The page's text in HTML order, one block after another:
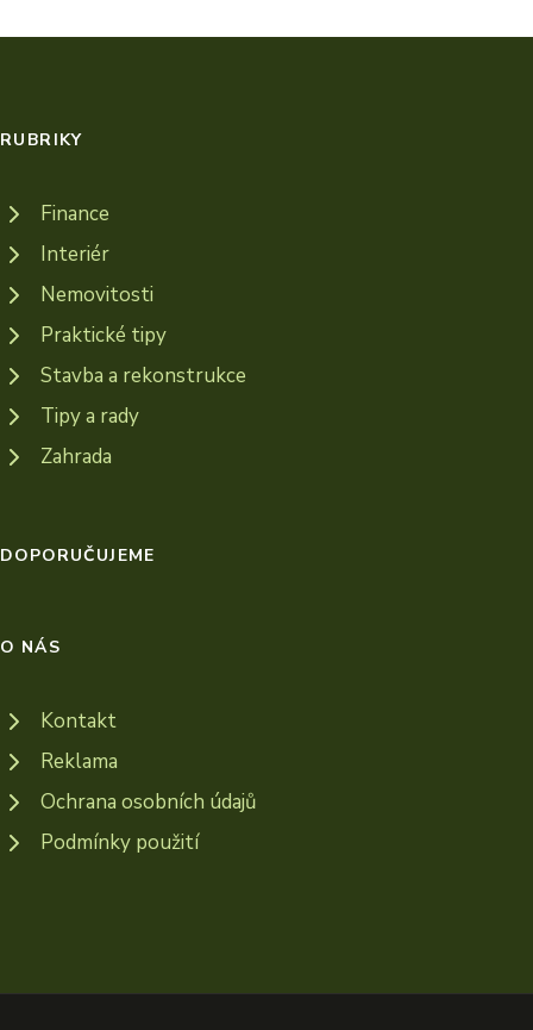
RUBRIKY
Finance
Interiér
Nemovitosti
Praktické tipy
Stavba a rekonstrukce
Tipy a rady
Zahrada
DOPORUČUJEME
O NÁS
Kontakt
Reklama
Ochrana osobních údajů
Podmínky použití